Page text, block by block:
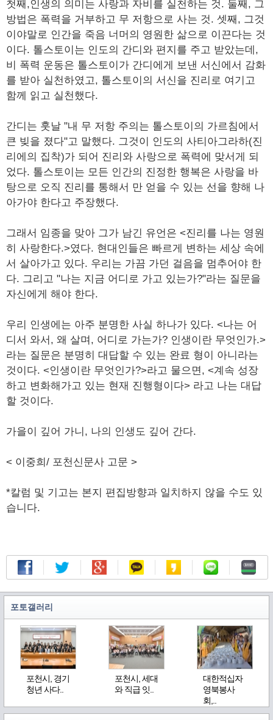
첫째,인생의 의미는 사랑과 자비를 실천하는 것. 둘째, 그
방법은 폭력을 거부하고 무 저항으로 사는 것. 셋째, 그것
이야말로 인간을 죽음 너머의 영원한 삶으로 이끈다는 것
이다. 톨스토이는 인도의 간디와 편지를 주고 받았는데,
비 폭력 운동은 톨스토이가 간디에게 보낸 서신에서 감화
를 받아 실천하였고, 톨스토이의 서신을 진리로 여기고
함께 읽고 실천했다.
간디는 훗날 "내 무 저항 주의는 톨스토이의 가르침에서
큰 빚을 졌다"고 말했다. 그것이 인도의 사티아그라하(진
리에의 집착)가 되어 진리와 사랑으로 폭력에 맞서게 되
었다. 톨스토이는 모든 인간의 진정한 행복은 사랑을 바
탕으로 오직 진리를 통해서 만 얻을 수 있는 선을 향해 나
아가야 한다고 주장했다.
그래서 임종을 맞아 그가 남긴 유언은 <진리를 나는 영원
히 사랑한다.>였다. 현대인들은 빠르게 변하는 세상 속에
서 살아가고 있다. 우리는 가끔 가던 걸음을 멈추어야 한
다. 그리고 "나는 지금 어디로 가고 있는가?"라는 질문을
자신에게 해야 한다.
우리 인생에는 아주 분명한 사실 하나가 있다. <나는 어
디서 와서, 왜 살며, 어디로 가는가? 인생이란 무엇인가.>
라는 질문은 분명히 대답할 수 있는 완료 형이 아니라는
것이다. <인생이란 무엇인가?>라고 물으면, <계속 성장
하고 변화해가고 있는 현재 진행형이다> 라고 나는 대답
할 것이다.
가을이 깊어 가니, 나의 인생도 깊어 간다.
< 이중희/ 포천신문사 고문 >
*칼럼 및 기고는 본지 편집방향과 일치하지 않을 수도 있
습니다.
포토갤러리
포천시, 경기
청년 사다..
포천시, 세대
와 직급 잇..
대한적십자
영북봉사
회,..